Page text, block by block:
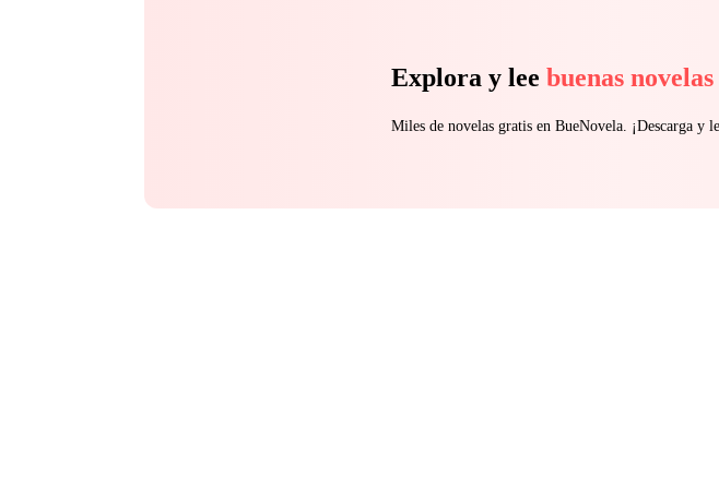
Explora y lee buenas
Miles de novelas gratis en BueNovela. ¡Descarga y